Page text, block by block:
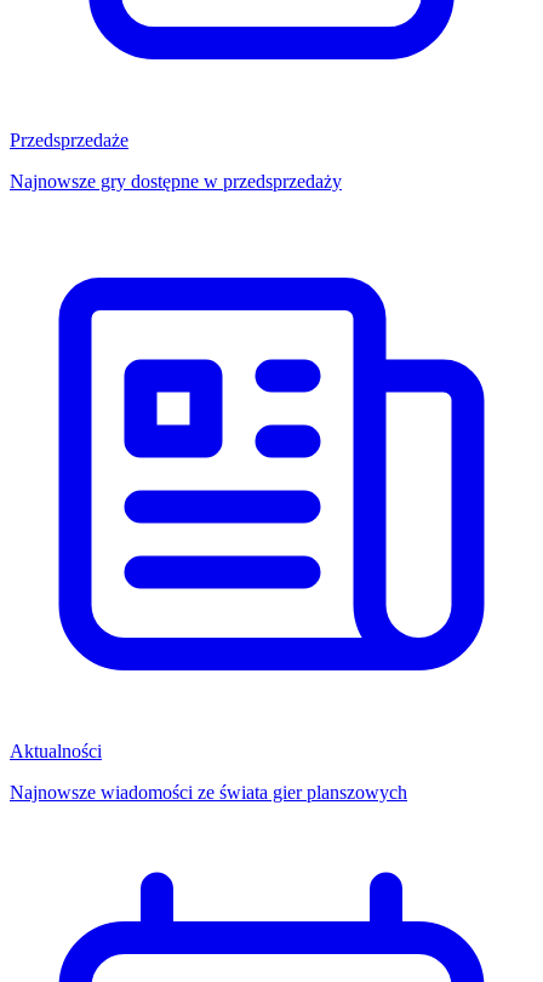
Przedsprzedaże
Najnowsze gry dostępne w przedsprzedaży
Aktualności
Najnowsze wiadomości ze świata gier planszowych